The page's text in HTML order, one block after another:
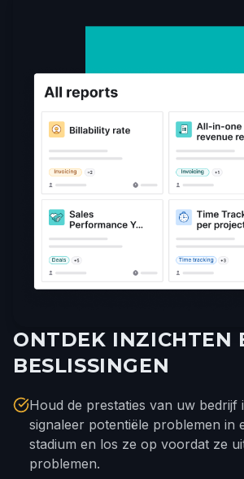
ONTDEK INZICHTEN
BESLISSINGEN
Houd de prestaties van uw bedrijf
signaleer potentiële problemen in
stadium en los ze op voordat ze
problemen.